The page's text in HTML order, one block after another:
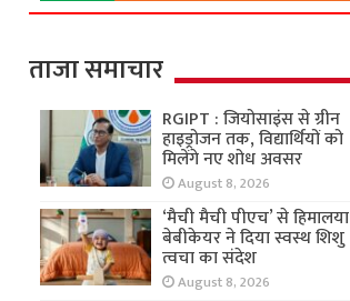
ताजा समाचार
RGIPT : जियोसाइंस से ग्रीन
हाइड्रोजन तक, विद्यार्थियों को
मिलेंगे नए शोध अवसर
August 8, 2026
‘मैची मैची पीएच’ से हिमालया
बेबीकेयर ने दिया स्वस्थ शिशु
त्वचा का संदेश
August 8, 2026